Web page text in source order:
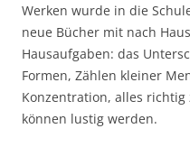
Werken wurde in die
neue Bücher mit nach
Hausaufgaben: das
Formen, Zählen kleiner
Konzentration, alles richtig
können lustig werden.